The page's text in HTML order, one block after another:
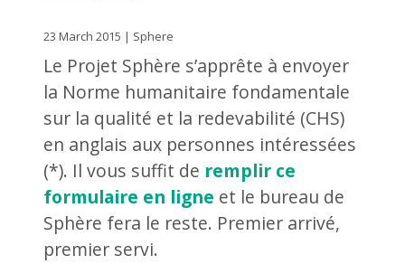
23 March 2015 | Sphere
Le Projet Sphère s’apprête à envoyer
la Norme humanitaire fondamentale
sur la qualité et la redevabilité (CHS)
en anglais aux personnes intéressées
(*). Il vous suffit de remplir ce
formulaire en ligne et le bureau de
Sphère fera le reste. Premier arrivé,
premier servi.